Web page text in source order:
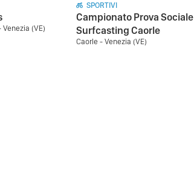
(VE)
SPORTIVI
Campionato Prova Sociale
Surfcasting Caorle
Caorle - Venezia (VE)